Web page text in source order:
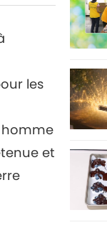
les
homme
et
16
17
18